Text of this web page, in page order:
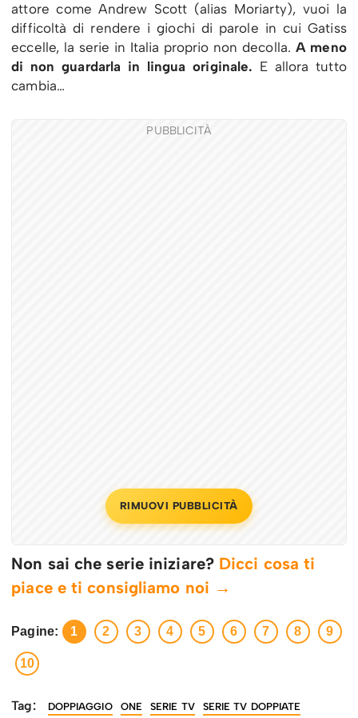
attore come Andrew Scott (alias Moriarty), vuoi la
difficoltà di rendere i giochi di parole in cui Gatiss
eccelle, la serie in Italia proprio non decolla. A meno
di non guardarla in lingua originale. E allora tutto
cambia…
PUBBLICITÀ
RIMUOVI PUBBLICITÀ
Non sai che serie iniziare? Dicci cosa ti
piace e ti consigliamo noi →
Pagine: 1 2 3 4 5 6 7 8 9
10
Tag: DOPPIAGGIO ONE SERIE TV SERIE TV DOPPIATE